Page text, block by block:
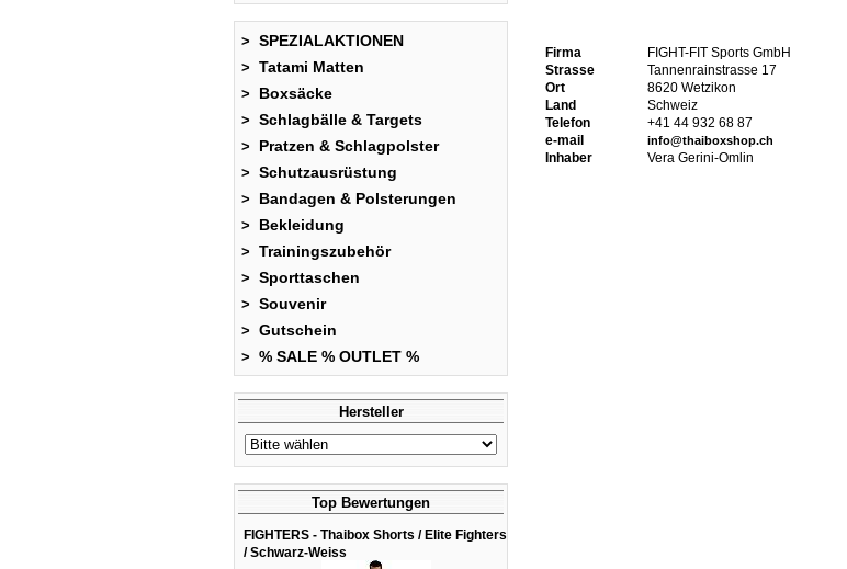
> SPEZIALAKTIONEN
> Tatami Matten
> Boxsäcke
> Schlagbälle & Targets
> Pratzen & Schlagpolster
> Schutzausrüstung
> Bandagen & Polsterungen
> Bekleidung
> Trainingszubehör
> Sporttaschen
> Souvenir
> Gutschein
> % SALE % OUTLET %
Hersteller
Top Bewertungen
FIGHTERS - Thaibox Shorts / Elite Fighters
/ Schwarz-Weiss
Firma
FIGHT-FIT Sports GmbH
Strasse
Tannenrainstrasse 17
Ort
8620 Wetzikon
Land
Schweiz
Telefon
+41 44 932 68 87
e-mail
info@thaiboxshop.ch
Inhaber Vera Gerini-Omlin